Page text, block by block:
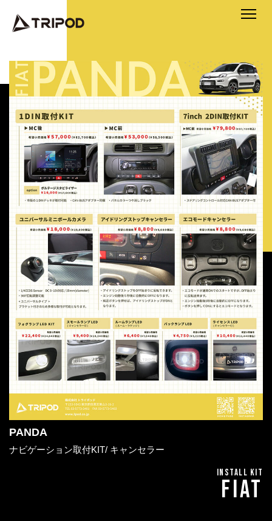
PANDA
ナビゲーション取付KIT/ キャンセラー
INSTALL KIT
FIAT